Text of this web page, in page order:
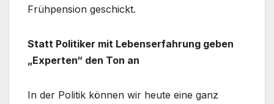
Frühpension geschickt.
Statt Politiker mit Lebenserfahrung geben
„Experten“ den Ton an
In der Politik können wir heute eine ganz